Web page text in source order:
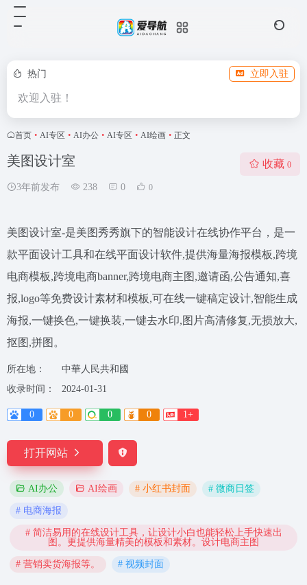
热门 立即入驻
欢迎入驻！
首页 • AI专区 • AI办公 • AI专区 • AI绘画 • 正文
美图设计室
3年前发布 238 0 0
收藏 0
美图设计室-是美图秀秀旗下的智能设计在线协作平台，是一
款平面设计工具和在线平面设计软件,提供海量海报模板,跨境
电商模板,跨境电商banner,跨境电商主图,邀请函,公告通知,喜
报,logo等免费设计素材和模板,可在线一键稿定设计,智能生成
海报,一键换色,一键换装,一键去水印,图片高清修复,无损放大,
抠图,拼图。
所在地：
中華人民共和國
收录时间：
2024-01-31
0 0 0 0 1+
打开网站
AI办公 AI绘画 # 小红书封面 # 微商日签
# 电商海报
# 简洁易用的在线设计工具，让设计小白也能轻松上手快速出
图。更提供海量精美的模板和素材。设计电商主图
# 营销卖货海报等。 # 视频封面